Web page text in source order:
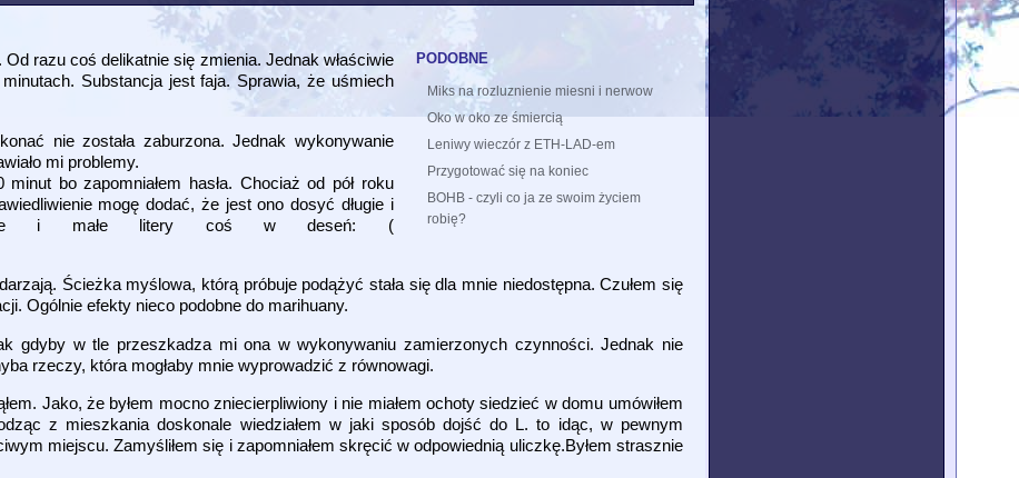
podobne
Miks na rozluznienie miesni i nerwow
Oko w oko ze śmiercią
Leniwy wieczór z ETH-LAD-em
Przygotować się na koniec
BOHB - czyli co ja ze swoim życiem
robię?
razu coś delikatnie się zmienia. Jednak właściwie
Substancja jest faja. Sprawia, że uśmiech
nie została zaburzona. Jednak wykonywanie
mi problemy.
minut bo zapomniałem hasła. Chociaż od pół roku
mogę dodać, że jest ono dosyć długie i
i małe litery coś w deseń: (
Ścieżka myślowa, którą próbuje podążyć stała się dla mnie niedostępna. Czułem się
Ogólnie efekty nieco podobne do marihuany.
gdyby w tle przeszkadza mi ona w wykonywaniu zamierzonych czynności. Jednak nie
rzeczy, która mogłaby mnie wyprowadzić z równowagi.
Jako, że byłem mocno zniecierpliwiony i nie miałem ochoty siedzieć w domu umówiłem
z mieszkania doskonale wiedziałem w jaki sposób dojść do L. to idąc, w pewnym
miejscu. Zamyśliłem się i zapomniałem skręcić w odpowiednią uliczkę.Byłem strasznie